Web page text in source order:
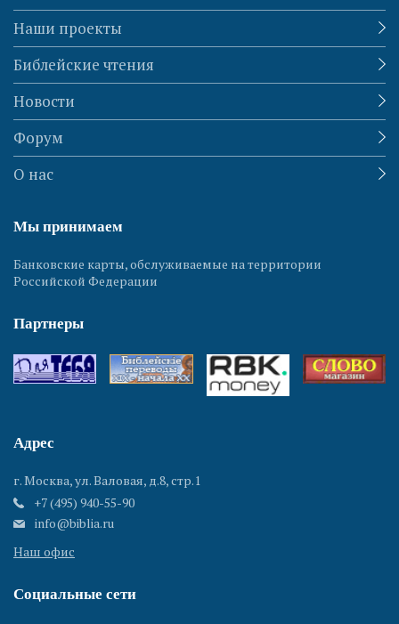
Наши проекты
Библейские чтения
Новости
Форум
О нас
Мы принимаем
Банковские карты, обслуживаемые на территории
Российской Федерации
Партнеры
Адрес
г. Москва, ул. Валовая, д.8, стр.1
+7 (495) 940-55-90
info@biblia.ru
Наш офис
Социальные сети